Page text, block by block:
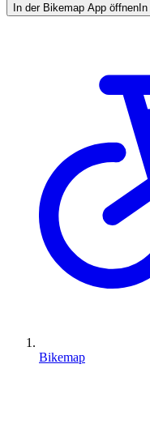
In der Bikemap App öffnen
Bikemap